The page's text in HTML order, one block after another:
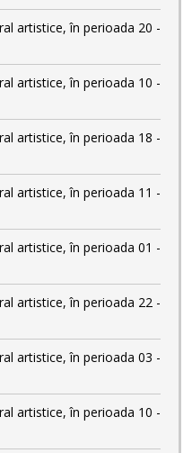
artistice, în perioada 20 -
artistice, în perioada 10 -
artistice, în perioada 18 -
artistice, în perioada 11 -
artistice, în perioada 01 -
artistice, în perioada 22 -
artistice, în perioada 03 -
artistice, în perioada 10 -